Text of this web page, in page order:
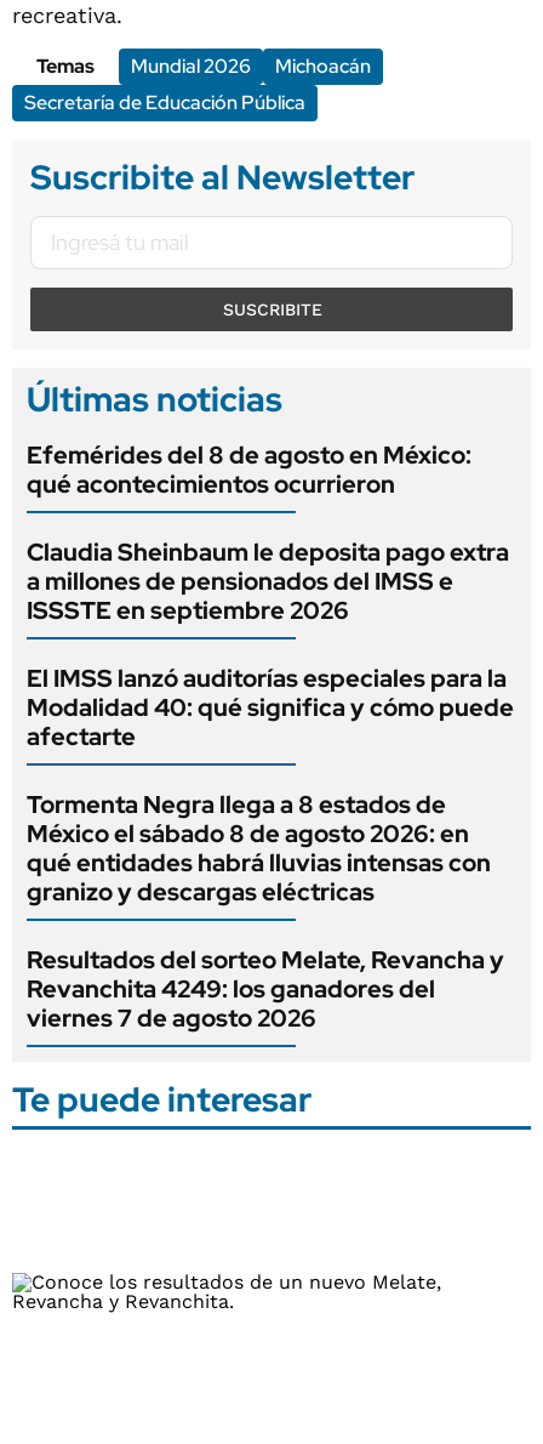
recreativa.
Temas
Mundial 2026
Michoacán
Secretaría de Educación Pública
Suscribite al Newsletter
SUSCRIBITE
Últimas noticias
Efemérides del 8 de agosto en México:
qué acontecimientos ocurrieron
Claudia Sheinbaum le deposita pago extra
a millones de pensionados del IMSS e
ISSSTE en septiembre 2026
El IMSS lanzó auditorías especiales para la
Modalidad 40: qué significa y cómo puede
afectarte
Tormenta Negra llega a 8 estados de
México el sábado 8 de agosto 2026: en
qué entidades habrá lluvias intensas con
granizo y descargas eléctricas
Resultados del sorteo Melate, Revancha y
Revanchita 4249: los ganadores del
viernes 7 de agosto 2026
Te puede interesar